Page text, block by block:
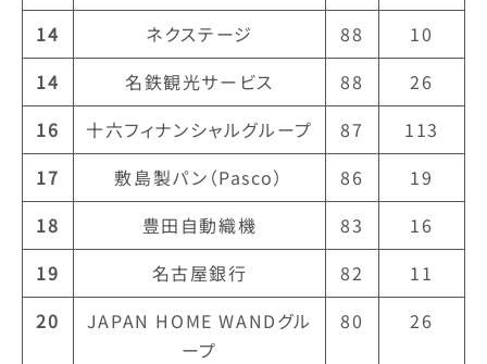
14
ネクステージ 88
10
14
名鉄観光サービス 88
26
16
十六フィナンシャルグループ 87
113
17
敷島製パン（Pasco） 86
19
18
豊田自動織機 83
16
19
名古屋銀行 82
11
20
JAPAN HOME WANDグル
ープ
80 26